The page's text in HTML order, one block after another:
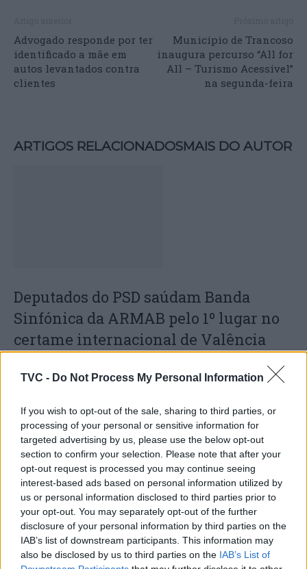
TVC - Do Not Process My Personal Information
If you wish to opt-out of the sale, sharing to third parties, or
processing of your personal or sensitive information for
targeted advertising by us, please use the below opt-out
section to confirm your selection. Please note that after your
opt-out request is processed you may continue seeing
interest-based ads based on personal information utilized by
us or personal information disclosed to third parties prior to
your opt-out. You may separately opt-out of the further
disclosure of your personal information by third parties on the
IAB’s list of downstream participants. This information may
also be disclosed by us to third parties on the IAB’s List of
Advogado responde por ter
identificado a mãe em
autos levantados contra
clientes
Município de Trancoso
inaugura percurso “All for
All – Turismo Acessível”
na segunda-feira
ARTIGOS RELACIONADOSMAIS DO AUTOR
Deputados do PSD saúdam Banda
Sinfónica da ARMAB pelo 1º lugar no
certame internacional de Valência
Capacita Jovem de Poiares aproxima
jovens ao mundo do trabalho